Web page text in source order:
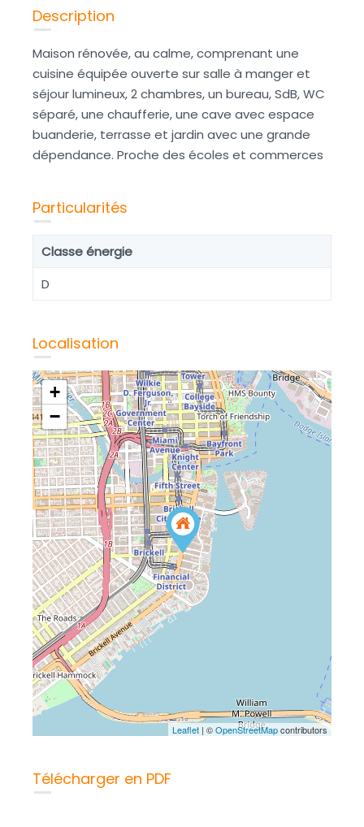
Description
Maison rénovée, au calme, comprenant une
cuisine équipée ouverte sur salle à manger et
séjour lumineux, 2 chambres, un bureau, SdB, WC
séparé, une chaufferie, une cave avec espace
buanderie, terrasse et jardin avec une grande
dépendance. Proche des écoles et commerces
Particularités
Classe énergie
D
Localisation
+
−
Leaflet | ©OpenStreetMapcontributors
Télécharger en PDF